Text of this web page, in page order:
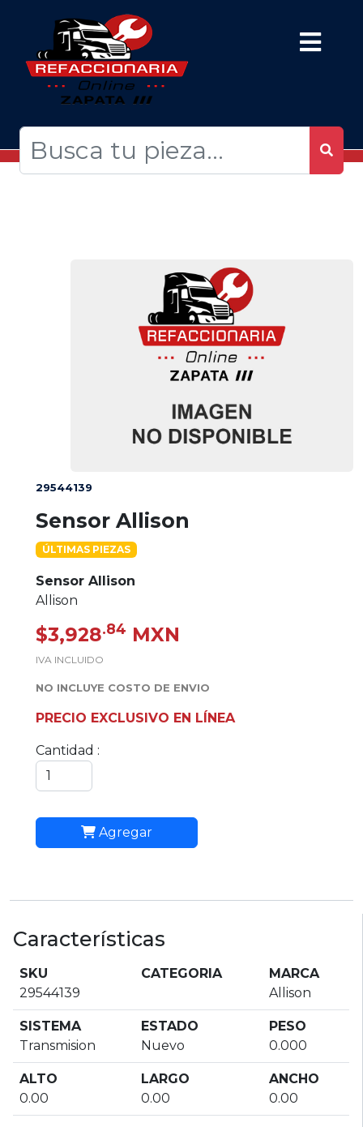
29544139
Sensor Allison
ÚLTIMAS PIEZAS
Sensor Allison
Allison
$3,928.84 MXN
IVA INCLUIDO
NO INCLUYE COSTO DE ENVIO
PRECIO EXCLUSIVO EN LÍNEA
Cantidad :
Agregar
Características
SKU
29544139
CATEGORIA
MARCA
Allison
SISTEMA
Transmision
ESTADO
Nuevo
PESO
0.000
ALTO
0.00
LARGO
0.00
ANCHO
0.00